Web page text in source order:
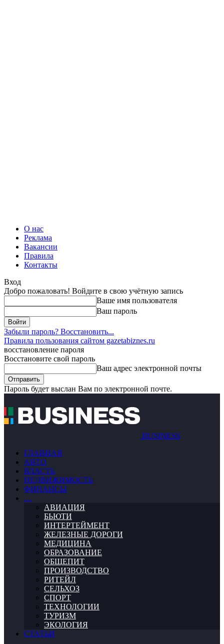
О нас
Реклама
Вакансии
Правила
Контакты
Вход
Добро пожаловать! Войдите в свою учётную запись
Ваше имя пользователя
Ваш пароль
Забыли пароль? Восстановить...
Правила пользования сайтом gazetabiznes.ru
восстановление пароля
Восстановите свой пароль
Ваш адрес электронной почты
Пароль будет выслан Вам по электронной почте.
BUSINESS
ГЛАВНАЯ
АВТО
ВЛАСТЬ
НЕДВИЖИМОСТЬ
ФИНАНСЫ
…
АВИАЦИЯ
БЬЮТИ
ИНТЕРТЕЙМЕНТ
ЖЕЛЕЗНЫЕ ДОРОГИ
МЕДИЦИНА
ОБРАЗОВАНИЕ
ОБЩЕПИТ
ПРОИЗВОДСТВО
РИТЕЙЛ
СЕЛЬХОЗ
СПОРТ
ТЕХНОЛОГИИ
ТУРИЗМ
ЭКОЛОГИЯ
СТАТЬИ